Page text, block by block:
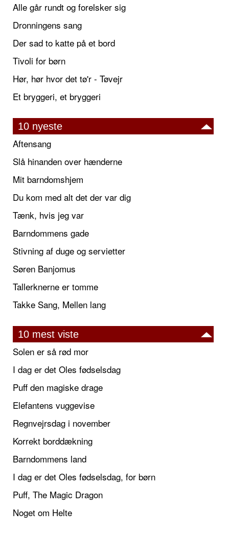
Alle går rundt og forelsker sig
Dronningens sang
Der sad to katte på et bord
Tivoli for børn
Hør, hør hvor det tø'r - Tøvejr
Et bryggeri, et bryggeri
10 nyeste
Aftensang
Slå hinanden over hænderne
Mit barndomshjem
Du kom med alt det der var dig
Tænk, hvis jeg var
Barndommens gade
Stivning af duge og servietter
Søren Banjomus
Tallerknerne er tomme
Takke Sang, Mellen lang
10 mest viste
Solen er så rød mor
I dag er det Oles fødselsdag
Puff den magiske drage
Elefantens vuggevise
Regnvejrsdag i november
Korrekt borddækning
Barndommens land
I dag er det Oles fødselsdag, for børn
Puff, The Magic Dragon
Noget om Helte